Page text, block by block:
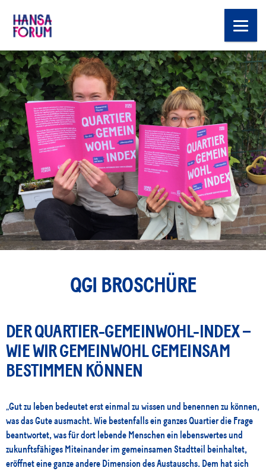
QGI BROSCHÜRE
DER QUARTIER-GEMEINWOHL-INDEX –
WIE WIR GEMEINWOHL GEMEINSAM
BESTIMMEN KÖNNEN
„Gut zu leben bedeutet erst einmal zu wissen und benennen zu können,
was das Gute ausmacht. Wie bestenfalls ein ganzes Quartier die Frage
beantwortet, was für dort lebende Menschen ein lebenswertes und
zukunftsfähiges Miteinander im gemeinsamen Stadtteil beinhaltet,
eröffnet eine ganze andere Dimension des Austauschs. Dem hat sich